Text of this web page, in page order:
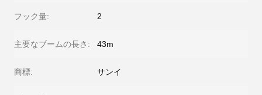
フック量: 2
主要なブームの長さ: 43m
商標: サンイ